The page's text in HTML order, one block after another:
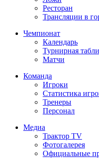
Ресторан
Трансляции в
Чемпионат
Календарь
Турнирная
Матчи
Команда
Игроки
Статистика
Тренеры
Персонал
Медиа
Трактор TV
Фотогалерея
Официальные